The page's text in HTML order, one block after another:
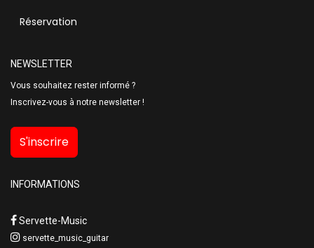
Réservation
NEWSLETTER
Vous souhaitez rester informé ?
Inscrivez-vous à notre newsletter !
S'inscrire
INFORMATIONS
Servette-Music
servette_music_guitar